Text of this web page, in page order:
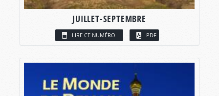
JUILLET-SEPTEMBRE
LIRE CE NUMÉRO PDF